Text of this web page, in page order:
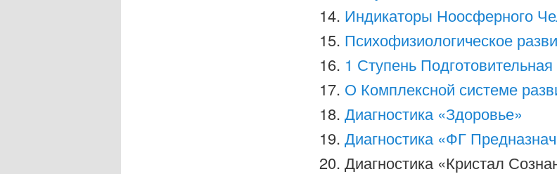
Индикаторы Ноосферного
Психофизиологическое
1 Ступень
О Комплексной системе
Диагностика «Здоровье»
Диагностика «ФГ
Диагностика «Кристал